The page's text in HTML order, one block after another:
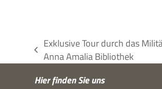
vorheriger
Exklusive Tour durch das
Anna Amalia Bibliothek
Hier fin­den Sie uns